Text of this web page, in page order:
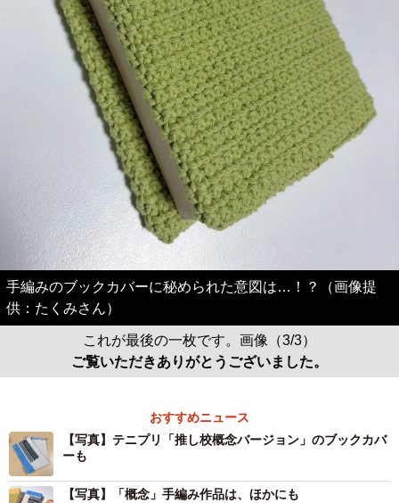
手編みのブックカバーに秘められた意図は…！？（画像提
供：たくみさん）
これが最後の一枚です。画像（3/3）
ご覧いただきありがとうございました。
おすすめニュース
【写真】テニプリ「推し校概念バージョン」のブックカバ
ーも
【写真】「概念」手編み作品は、ほかにも